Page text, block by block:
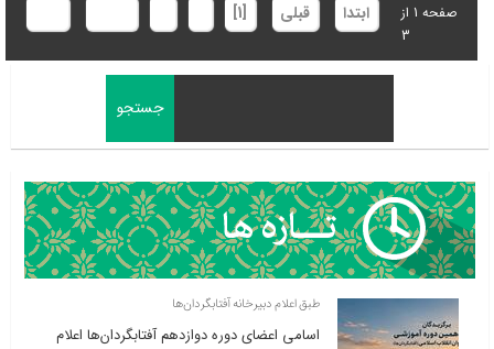
صفحه 1 از
3
ابتدا قبلی [1]
طبق اعلام دبیرخانه آفتابگردان‌ها
اسامی اعضای دوره دوازدهم آفتابگردان‌ها اعلام